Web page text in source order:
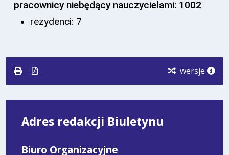
pracownicy niebędący nauczycielami: 1002
rezydenci: 7
wersje
Adres redakcji Biuletynu
Biuro Organizacyjne